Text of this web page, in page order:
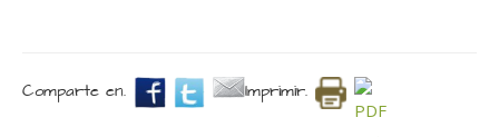
Comparte en. Imprimir.